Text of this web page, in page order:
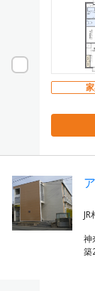
神
築